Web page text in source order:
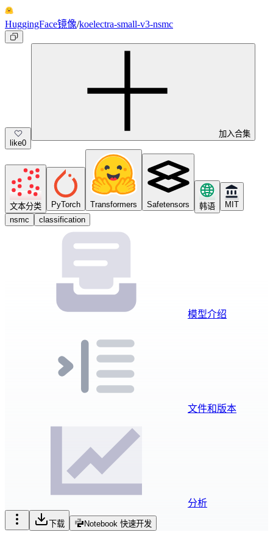
HuggingFace镜像/koelectra-small-v3-nsmc
like0
加入合集
文本分类 PyTorch Transformers Safetensors 韩语
MIT
nsmc
classification
模型介绍
文件和版本
分析
下载 Notebook 快速开发